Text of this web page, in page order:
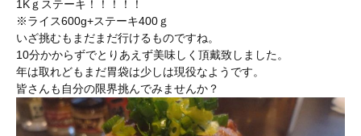
1Kｇステーキ！！！！！
※ライス600g+ステーキ400ｇ
いざ挑むもまだまだ行けるものですね。
10分かからずでとりあえず美味しく頂戴致しました。
年は取れどもまだ胃袋は少しは現役なようです。
皆さんも自分の限界挑んでみませんか？